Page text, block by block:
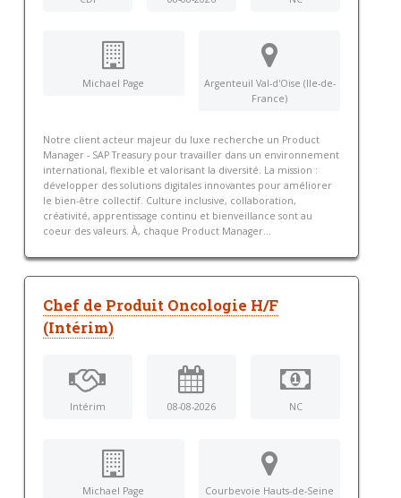
Michael Page
Argenteuil Val-d'Oise (Ile-de-
France)
Notre client acteur majeur du luxe recherche un Product
Manager - SAP Treasury pour travailler dans un environnement
international, flexible et valorisant la diversité. La mission :
développer des solutions digitales innovantes pour améliorer
le bien-être collectif. Culture inclusive, collaboration,
créativité, apprentissage continu et bienveillance sont au
coeur des valeurs. À, chaque Product Manager...
Chef de Produit Oncologie H/F
(Intérim)
Intérim 08-08-2026 NC
Michael Page
Courbevoie Hauts-de-Seine